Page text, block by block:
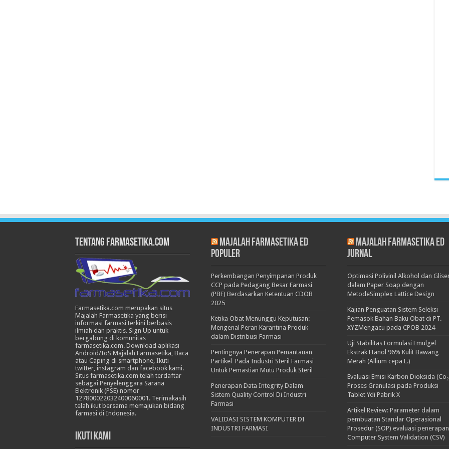
Tentang Farmasetika.com
Farmasetika.com merupakan situs
Majalah Farmasetika yang berisi
informasi farmasi terkini berbasis
ilmiah dan praktis. Sign Up untuk
bergabung di komunitas
farmasetika.com. Download aplikasi
Android/IoS Majalah Farmasetika, Baca
atau Caping di smartphone, Ikuti
twitter, instagram dan facebook kami.
Situs farmasetika.com telah terdaftar
sebagai Penyelenggara Sarana
Elektronik (PSE) nomor
127800022032400060001. Terimakasih
telah ikut bersama memajukan bidang
farmasi di Indonesia.
Ikuti Kami
Majalah Farmasetika Ed
Populer
Perkembangan Penyimpanan Produk
CCP pada Pedagang Besar Farmasi
(PBF) Berdasarkan Ketentuan CDOB
2025
Ketika Obat Menunggu Keputusan:
Mengenal Peran Karantina Produk
dalam Distribusi Farmasi
Pentingnya Penerapan Pemantauan
Partikel Pada Industri Steril Farmasi
Untuk Pemastian Mutu Produk Steril
Penerapan Data Integrity Dalam
Sistem Quality Control Di Industri
Farmasi
VALIDASI SISTEM KOMPUTER DI
INDUSTRI FARMASI
Majalah Farmasetika Ed
Jurnal
Optimasi Polivinil Alkohol dan
dalam Paper Soap dengan
MetodeSimplex Lattice Design
Kajian Penguatan Sistem Seleksi
Pemasok Bahan Baku Obat di PT.
XYZMengacu pada CPOB 2024
Uji Stabilitas Formulasi Emulgel
Ekstrak Etanol 96% Kulit Bawang
Merah (Allium cepa L.)
Evaluasi Emisi Karbon Dioksida
Proses Granulasi pada Produksi
Tablet Ydi Pabrik X
Artikel Review: Parameter dalam
pembuatan Standar Operasional
Prosedur (SOP) evaluasi penerapan
Computer System Validation (CSV)